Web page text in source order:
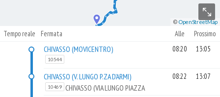
© OpenStreetMap
Tempo reale Fermata Alle Prossimo
CHIVASSO (MOVICENTRO)
10544
08:20 13:05
CHIVASSO (V. LUNGO P.ZA D'ARMI)
10469
CHIVASSO (VIA LUNGO PIAZZA
08:22 13:07